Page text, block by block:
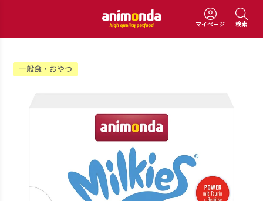
マイページ 検索
一般食・おやつ